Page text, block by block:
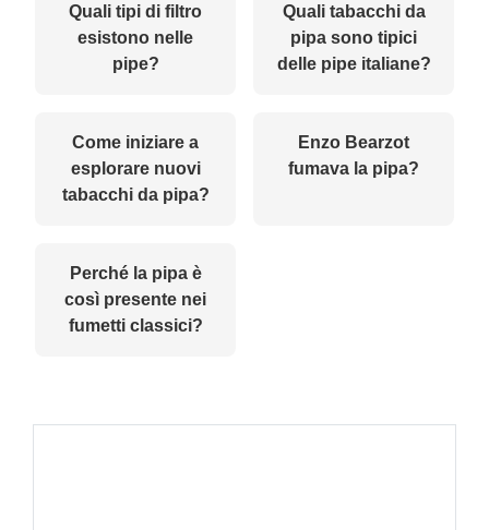
Quali tipi di filtro
esistono nelle
pipe?
Quali tabacchi da
pipa sono tipici
delle pipe italiane?
Come iniziare a
esplorare nuovi
tabacchi da pipa?
Enzo Bearzot
fumava la pipa?
Perché la pipa è
così presente nei
fumetti classici?